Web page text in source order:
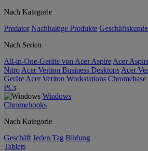
Nach Kategorie
Predator Nachhaltige Produkte
Nach Serien
All-in-One-Geräte von Acer Aspire Acer
Nitro Acer Veriton Business Desktops Acer
Geräte Acer Veriton Workstations Chromebase
PCs
Windows
Chromebooks
Nach Kategorie
Geschäft Jeden Tag Bildung
Tablets